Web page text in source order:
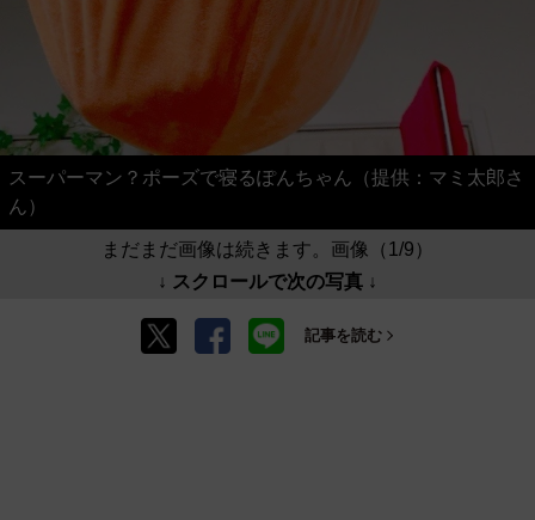
スーパーマン？ポーズで寝るぽんちゃん（提供：マミ太郎さ
ん）
まだまだ画像は続きます。画像（1/9）
↓ スクロールで次の写真 ↓
記事を読む